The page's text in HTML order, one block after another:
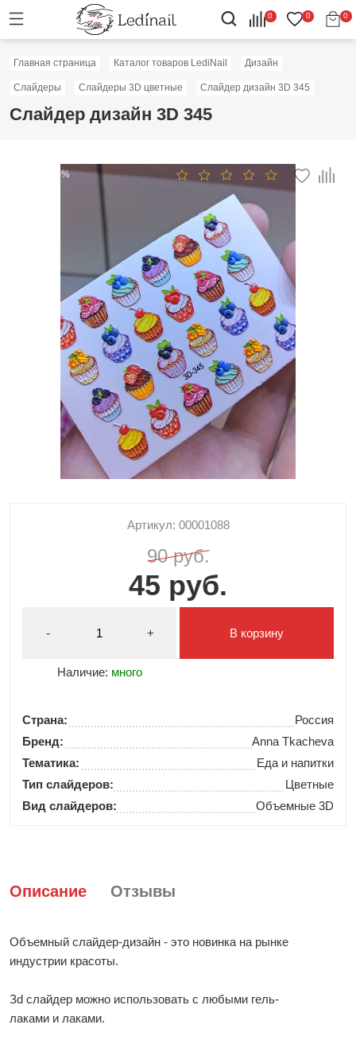
0 0 0
Главная страница Каталог товаров LediNail Дизайн
Слайдеры Слайдеры 3D цветные Слайдер дизайн 3D 345
Слайдер дизайн 3D 345
Скидка: 50%
Артикул: 00001088
90 руб.
45 руб.
- +
Наличие: много
В корзину
Страна:
Россия
Бренд:
Anna Tkacheva
Тематика:
Еда и напитки
Тип слайдеров:
Цветные
Вид слайдеров:
Объемные 3D
Описание Отзывы
Объемный слайдер-дизайн - это новинка на рынке
индустрии красоты.
Зd слайдер можно использовать с любыми гель-
лаками и лаками.